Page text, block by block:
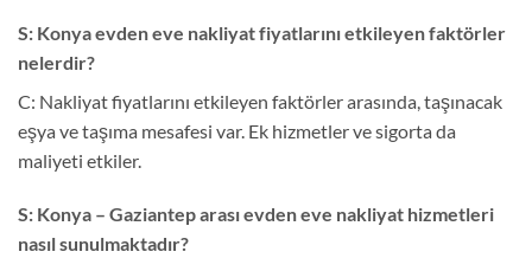
S: Konya evden eve nakliyat fiyatlarını etkileyen faktörler
nelerdir?
C: Nakliyat fiyatlarını etkileyen faktörler arasında, taşınacak
eşya ve taşıma mesafesi var. Ek hizmetler ve sigorta da
maliyeti etkiler.
S: Konya – Gaziantep arası evden eve nakliyat hizmetleri
nasıl sunulmaktadır?